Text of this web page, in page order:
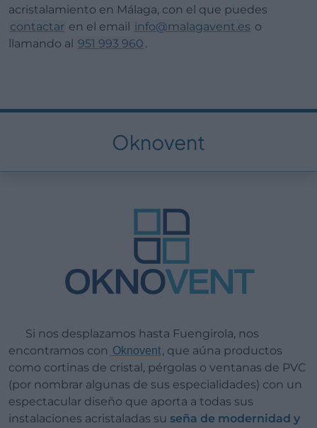
acristalamiento en Málaga, con el que puedes
contactar en el email info@malagavent.es o
llamando al 951 993 960 .
Oknovent
Si nos desplazamos hasta Fuengirola, nos
encontramos con Oknovent, que aúna productos
como cortinas de cristal, pérgolas o ventanas de PVC
(por nombrar algunas de sus especialidades) con un
espectacular diseño que aporta a todas sus
instalaciones acristaladas su seña de modernidad y